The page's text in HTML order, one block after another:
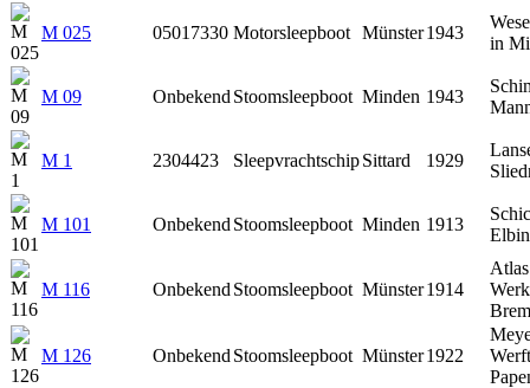
M 025 05017330 Motorsleepboot Münster1943
in
M 09 Onbekend Stoomsleepboot Minden 1943
M 1 2304423 SleepvrachtschipSittard 1929
M 101 Onbekend Stoomsleepboot Minden 1913
M 116 Onbekend Stoomsleepboot Münster1914
Atlas
M 126 Onbekend Stoomsleepboot Münster1922